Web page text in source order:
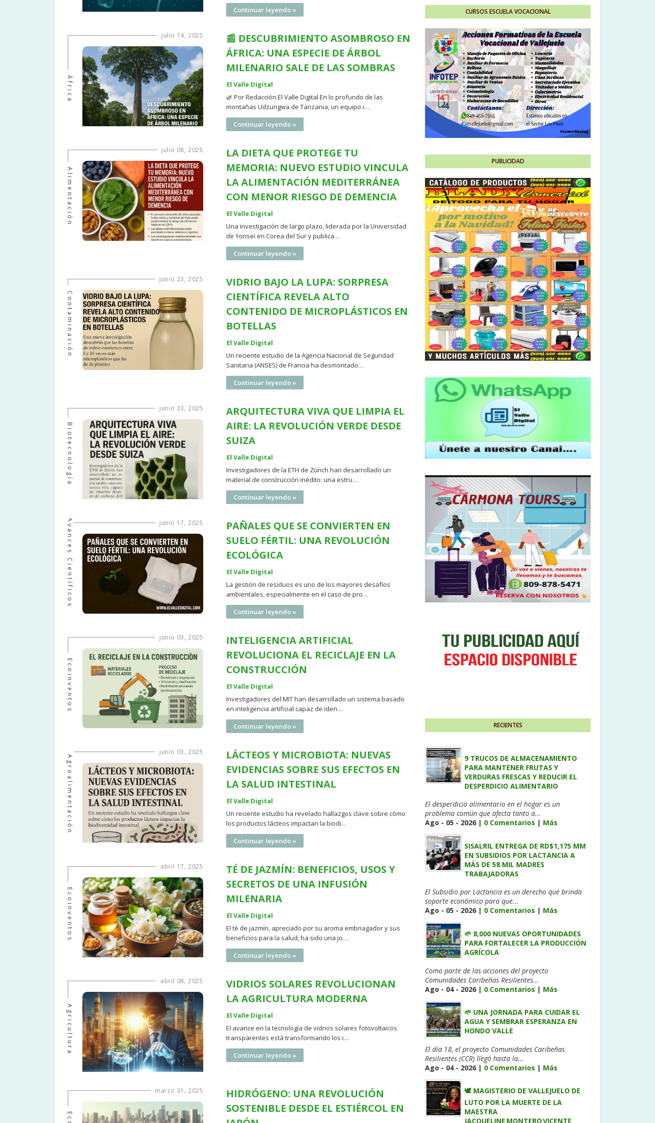
Continuar leyendo »
julio 14, 2025
África
📰 DESCUBRIMIENTO ASOMBROSO EN
ÁFRICA: UNA ESPECIE DE ÁRBOL
MILENARIO SALE DE LAS SOMBRAS
El Valle Digital
🌿 Por Redacción El Valle Digital En lo profundo de las
montañas Udzungwa de Tanzania, un equipo i…
Continuar leyendo »
julio 08, 2025
Alimentación
LA DIETA QUE PROTEGE TU
MEMORIA: NUEVO ESTUDIO VINCULA
LA ALIMENTACIÓN MEDITERRÁNEA
CON MENOR RIESGO DE DEMENCIA
El Valle Digital
Una investigación de largo plazo, liderada por la Universidad
de Yonsei en Corea del Sur y publica…
Continuar leyendo »
junio 23, 2025
Contaminación
VIDRIO BAJO LA LUPA: SORPRESA
CIENTÍFICA REVELA ALTO
CONTENIDO DE MICROPLÁSTICOS EN
BOTELLAS
El Valle Digital
Un reciente estudio de la Agencia Nacional de Seguridad
Sanitaria (ANSES) de Francia ha desmontado…
Continuar leyendo »
junio 23, 2025
Biotecnología
ARQUITECTURA VIVA QUE LIMPIA EL
AIRE: LA REVOLUCIÓN VERDE DESDE
SUIZA
El Valle Digital
Investigadores de la ETH de Zúrich han desarrollado un
material de construcción inédito: una estru…
Continuar leyendo »
junio 17, 2025
Avances Científicos
PAÑALES QUE SE CONVIERTEN EN
SUELO FÉRTIL: UNA REVOLUCIÓN
ECOLÓGICA
El Valle Digital
La gestión de residuos es uno de los mayores desafíos
ambientales, especialmente en el caso de pro…
Continuar leyendo »
junio 03, 2025
Ecoinventos
INTELIGENCIA ARTIFICIAL
REVOLUCIONA EL RECICLAJE EN LA
CONSTRUCCIÓN
El Valle Digital
Investigadores del MIT han desarrollado un sistema basado
en inteligencia artificial capaz de iden…
Continuar leyendo »
junio 03, 2025
Agroalimentación
LÁCTEOS Y MICROBIOTA: NUEVAS
EVIDENCIAS SOBRE SUS EFECTOS EN
LA SALUD INTESTINAL
El Valle Digital
Un reciente estudio ha revelado hallazgos clave sobre cómo
los productos lácteos impactan la biodi…
Continuar leyendo »
abril 17, 2025
Ecoinventos
TÉ DE JAZMÍN: BENEFICIOS, USOS Y
SECRETOS DE UNA INFUSIÓN
MILENARIA
El Valle Digital
El té de jazmín, apreciado por su aroma embriagador y sus
beneficios para la salud, ha sido una jo…
Continuar leyendo »
abril 08, 2025
Agricultura
VIDRIOS SOLARES REVOLUCIONAN
LA AGRICULTURA MODERNA
El Valle Digital
El avance en la tecnología de vidrios solares fotovoltaicos
transparentes está transformando los i…
Continuar leyendo »
marzo 31, 2025
HIDRÓGENO: UNA REVOLUCIÓN
SOSTENIBLE DESDE EL ESTIÉRCOL EN
CURSOS ESCUELA VOCACIONAL
PUBLICIDAD
RECIENTES
9 TRUCOS DE ALMACENAMIENTO
PARA MANTENER FRUTAS Y
VERDURAS FRESCAS Y REDUCIR EL
DESPERDICIO ALIMENTARIO
El desperdicio alimentario en el hogar es un
problema común que afecta tanto a...
Ago - 05 - 2026 | 0 Comentarios | Más
SISALRIL ENTREGA DE RD$1,175 MM
EN SUBSIDIOS POR LACTANCIA A
MÁS DE 58 MIL MADRES
TRABAJADORAS
El Subsidio por Lactancia es un derecho que brinda
soporte económico para que...
Ago - 05 - 2026 | 0 Comentarios | Más
🌱 8,000 NUEVAS OPORTUNIDADES
PARA FORTALECER LA PRODUCCIÓN
AGRÍCOLA
Como parte de las acciones del proyecto
Comunidades Caribeñas Resilientes...
Ago - 04 - 2026 | 0 Comentarios | Más
🌱 UNA JORNADA PARA CUIDAR EL
AGUA Y SEMBRAR ESPERANZA EN
HONDO VALLE
El día 18, el proyecto Comunidades Caribeñas
Resilientes (CCR) llegó hasta la...
Ago - 04 - 2026 | 0 Comentarios | Más
🕊️ MAGISTERIO DE VALLEJUELO DE
LUTO POR LA MUERTE DE LA
MAESTRA
JACQUELINE MONTERO VICENTE